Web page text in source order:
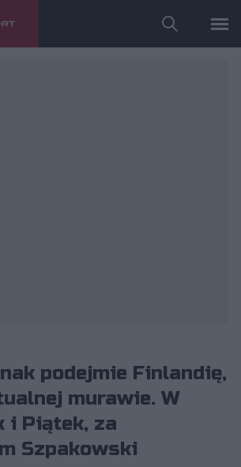
podejmie Finlandię,
murawie. W
i Piątek, za
Szpakowski